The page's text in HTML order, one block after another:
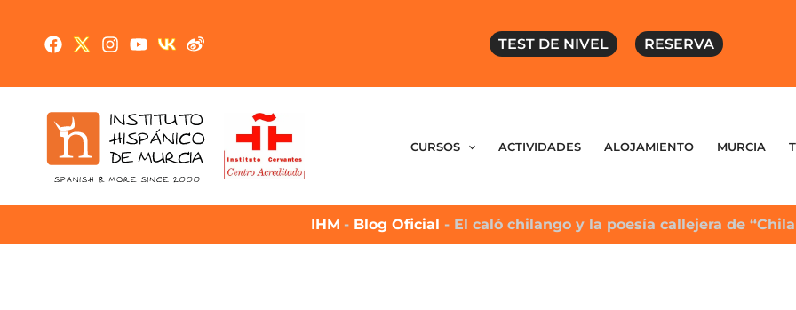
TEST DE NIVEL RESERVA
CURSOS ACTIVIDADES ALOJAMIENTO MURCIA
IHM - Blog Oficial - El caló chilango y la poesía callejera de